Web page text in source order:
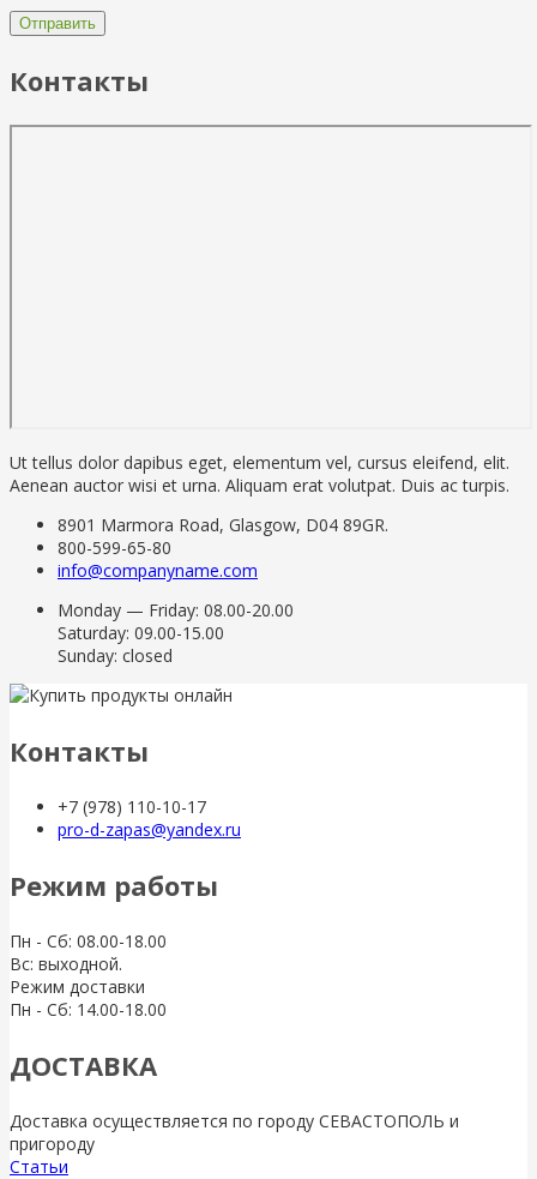
Контакты
Ut tellus dolor dapibus eget, elementum vel, cursus eleifend, elit.
Aenean auctor wisi et urna. Aliquam erat volutpat. Duis ac turpis.
8901 Marmora Road, Glasgow, D04 89GR.
800-599-65-80
info@companyname.com
Monday — Friday: 08.00-20.00
Saturday: 09.00-15.00
Sunday: closed
Контакты
+7 (978) 110-10-17
pro-d-zapas@yandex.ru
Режим работы
Пн - Сб: 08.00-18.00
Вс: выходной.
Режим доставки
Пн - Сб: 14.00-18.00
ДОСТАВКА
Доставка осуществляется по городу СЕВАСТОПОЛЬ и
пригороду
Статьи